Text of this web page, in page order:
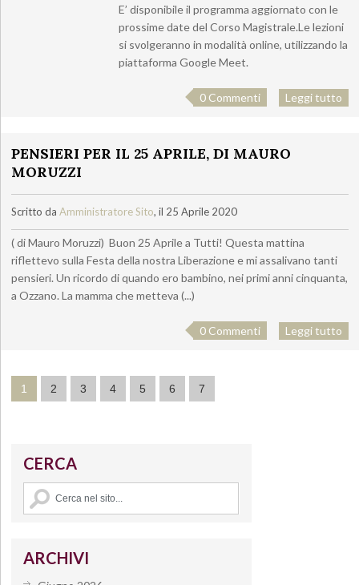
E’ disponibile il programma aggiornato con le
prossime date del Corso Magistrale.Le lezioni
si svolgeranno in modalità online, utilizzando la
piattaforma Google Meet.
0 Commenti Leggi tutto
PENSIERI PER IL 25 APRILE, DI MAURO
MORUZZI
Scritto daAmministratore Sito, il 25 Aprile 2020
( di Mauro Moruzzi) Buon 25 Aprile a Tutti! Questa mattina
riflettevo sulla Festa della nostra Liberazione e mi assalivano tanti
pensieri. Un ricordo di quando ero bambino, nei primi anni cinquanta,
a Ozzano. La mamma che metteva (...)
0 Commenti Leggi tutto
1 2 3 4 5 6 7
CERCA
ARCHIVI